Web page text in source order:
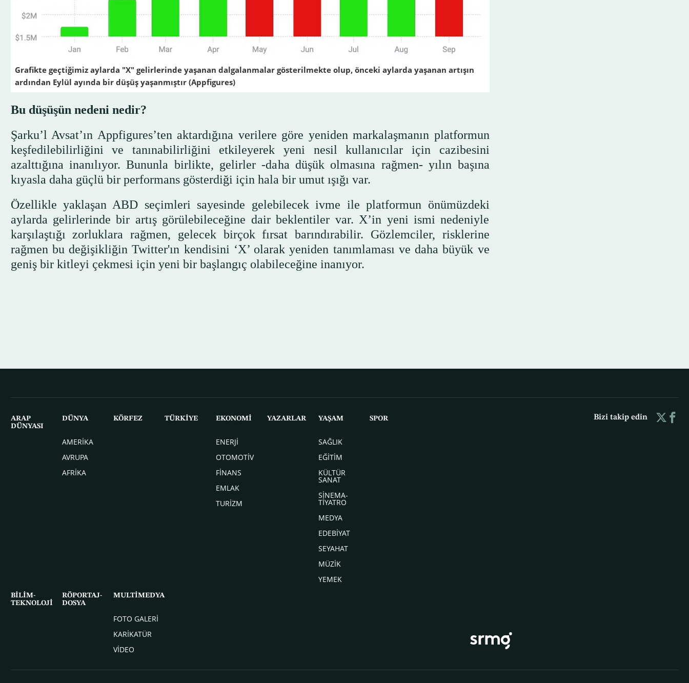
Grafikte geçtiğimiz aylarda "X" gelirlerinde yaşanan dalgalanmalar gösterilmekte olup, önceki aylarda yaşanan artışın
ardından Eylül ayında bir düşüş yaşanmıştır (Appfigures)
Bu düşüşün nedeni nedir?
Şarku’l Avsat’ın Appfigures’ten aktardığına verilere göre yeniden markalaşmanın platformun
keşfedilebilirliğini ve tanınabilirliğini etkileyerek yeni nesil kullanıcılar için cazibesini
azalttığına inanılıyor. Bununla birlikte, gelirler -daha düşük olmasına rağmen- yılın başına
kıyasla daha güçlü bir performans gösterdiği için hala bir umut ışığı var.
Özellikle yaklaşan ABD seçimleri sayesinde gelebilecek ivme ile platformun önümüzdeki
aylarda gelirlerinde bir artış görülebileceğine dair beklentiler var. X’in yeni ismi nedeniyle
karşılaştığı zorluklara rağmen, gelecek birçok fırsat barındırabilir. Gözlemciler, risklerine
rağmen bu değişikliğin Twitter'ın kendisini ‘X’ olarak yeniden tanımlaması ve daha büyük ve
geniş bir kitleyi çekmesi için yeni bir başlangıç olabileceğine inanıyor.
ARAP
DÜNYASI
DÜNYA
AMERİKA
AVRUPA
AFRİKA
KÖRFEZ TÜRKİYE EKONOMİ
ENERJİ
OTOMOTİV
FİNANS
EMLAK
TURİZM
YAZARLAR YAŞAM
SAĞLIK
EĞİTİM
KÜLTÜR
SANAT
SİNEMA-
TİYATRO
MEDYA
EDEBİYAT
SEYAHAT
MÜZİK
YEMEK
SPOR
BİLİM-
TEKNOLOJİ
RÖPORTAJ-
DOSYA
MULTİMEDYA
FOTO GALERİ
KARİKATÜR
VİDEO
Bizi takip edin